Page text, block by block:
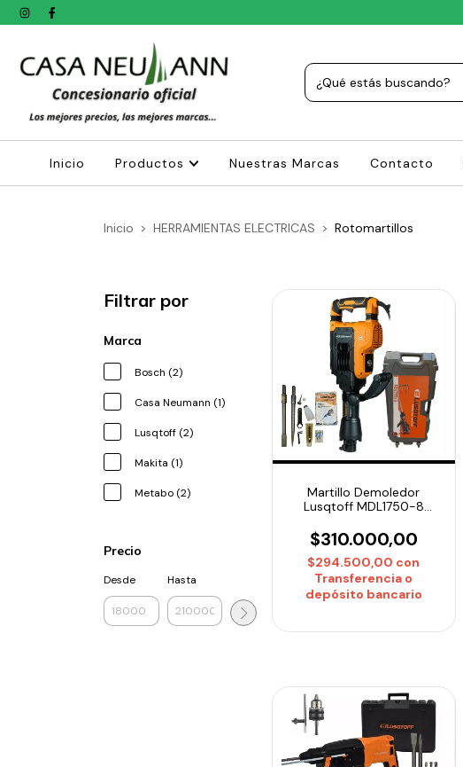
Inicio Productos Nuestras Marcas Contacto
Inicio > HERRAMIENTAS ELECTRICAS > Rotomartillos
Filtrar por
Marca
Bosch (2)
Casa Neumann (1)
Lusqtoff (2)
Makita (1)
Metabo (2)
Precio
Desde Hasta
Martillo Demoledor
Lusqtoff MDL1750-8
Accesorios
$310.000,00
$294.500,00 con
Transferencia o
depósito bancario